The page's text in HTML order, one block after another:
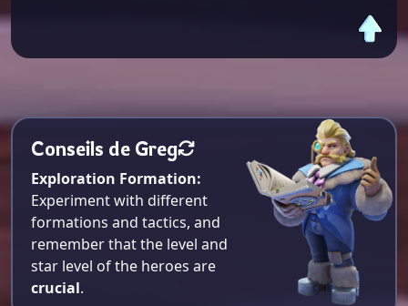
Conseils de Greg
Exploration Formation:
Experiment with different
formations and tactics, and
remember that the level and
star level of the heroes are
crucial.